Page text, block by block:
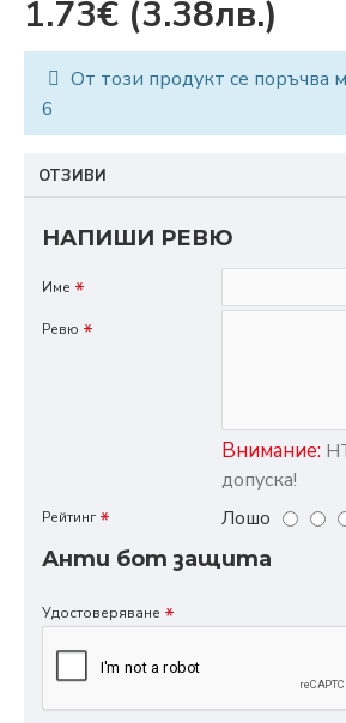
1.73€ (3.38лв.)
От този продукт се поръчва
6
ОТЗИВИ
НАПИШИ РЕВЮ
Име
Ревю
Внимание:
допуска!
Рейтинг Лошо
Анти бот защита
Удостоверяване